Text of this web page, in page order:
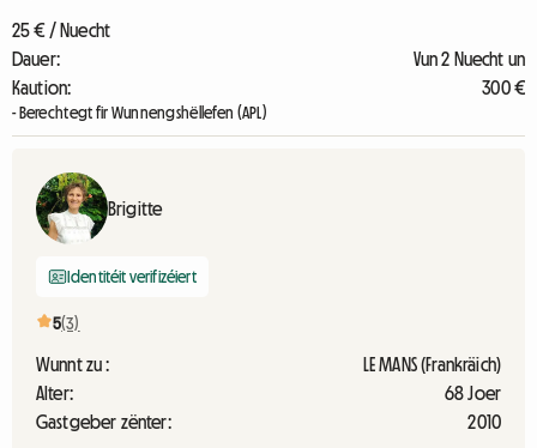
25 € / Nuecht
Dauer:
Vun 2 Nuecht un
Kaution:
300 €
- Berechtegt fir Wunnengshëllefen (APL)
Brigitte
Identitéit verifizéiert
5(3)
Wunnt zu :
LE MANS (Frankräich)
Alter:
68 Joer
Gastgeber zënter:
2010